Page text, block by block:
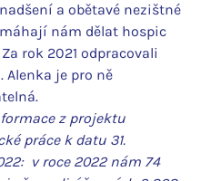
a obětavé nezištné
nám dělat hospic
rok 2021 odpracovali
Alenka je pro ně
z projektu
práce k datu 31.
v roce 2022 nám 74